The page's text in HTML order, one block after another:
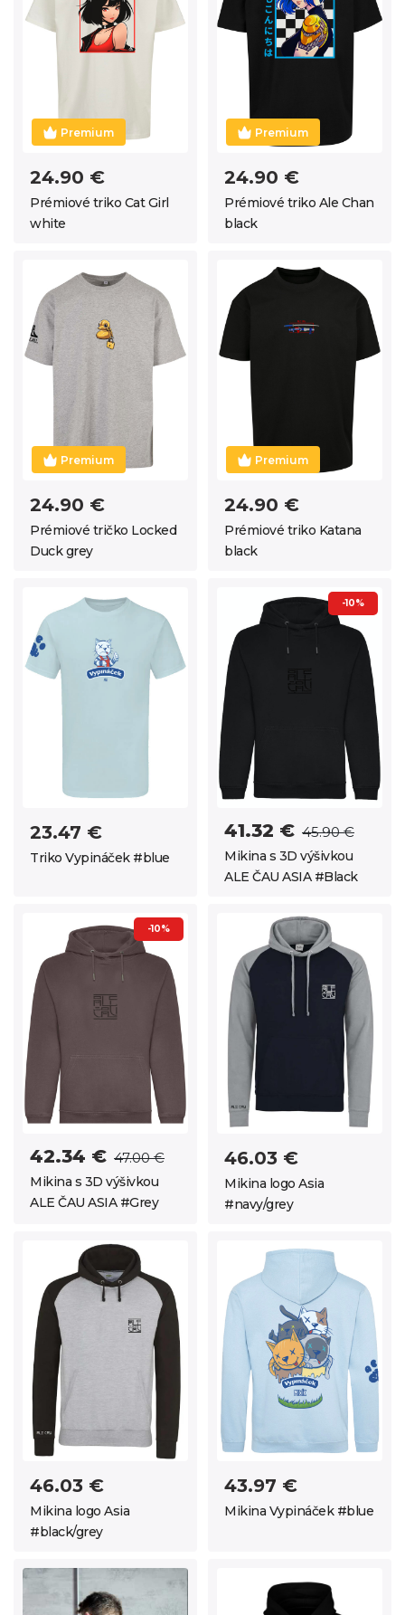
Premium
24.90 €
Prémiové triko Cat Girl
white
Premium
24.90 €
Prémiové triko Ale Chan
black
Premium
24.90 €
Prémiové tričko Locked
Duck grey
Premium
24.90 €
Prémiové triko Katana
black
23.47 €
Triko Vypináček #blue
41.32 € 45.90 €
Mikina s 3D výšivkou
ALE ČAU ASIA #Black
-10%
42.34 € 47.00 €
Mikina s 3D výšivkou
ALE ČAU ASIA #Grey
-10%
46.03 €
Mikina logo Asia
#navy/grey
46.03 €
Mikina logo Asia
#black/grey
43.97 €
Mikina Vypináček #blue